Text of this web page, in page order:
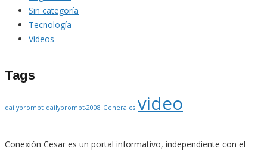
Sin categoría
Tecnología
Videos
Tags
dailyprompt dailyprompt-2008 Generales video
Conexión Cesar es un portal informativo, independiente con el